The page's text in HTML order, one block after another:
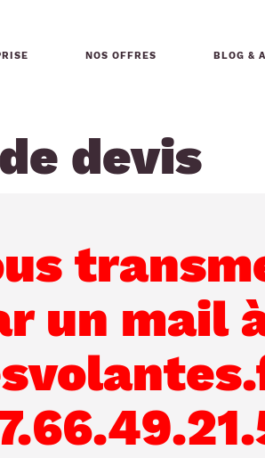
NOS OFFRES BLOG &
devis
un mail